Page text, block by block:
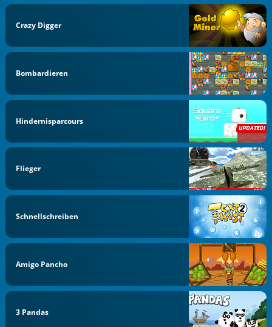
Crazy Digger
Bombardieren
Hindernisparcours
Flieger
Schnellschreiben
Amigo Pancho
3 Pandas